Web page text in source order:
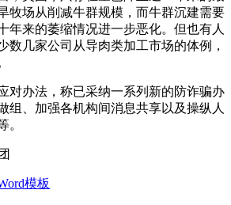
牧场从削减牛群规模，而牛群沉建需要
年来的萎缩情况进一步恶化。但也有人
数几家公司从导肉类加工市场的体例，
办法，称已采纳一系列新的防诈骗办
组、加强各机构间消息共享以及操纵人
。
模板